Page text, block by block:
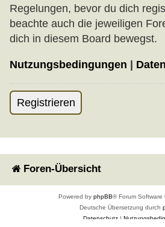
Regelungen, bevor du dich
beachte auch die jeweiligen
dich in diesem Board bewegst.
Nutzungsbedingungen |
Registrieren
Foren-Übersicht
Powered by phpBB® Forum Software
Deutsche Übersetzung durch
Datenschutz|